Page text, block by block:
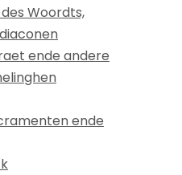
Woordts,
ende andere
ende